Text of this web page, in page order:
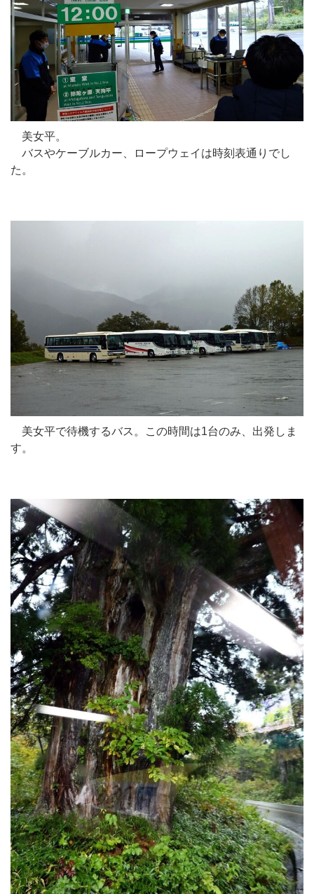
美女平。
バスやケーブルカー、ロープウェイは時刻表通りでし
た。
美女平で待機するバス。この時間は1台のみ、出発しま
す。